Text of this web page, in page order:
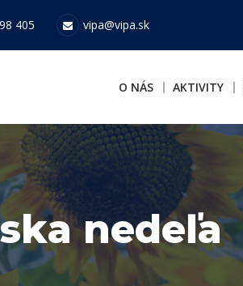
405 vipa@vipa.sk
O NÁS AKTIVITY
nedeľa